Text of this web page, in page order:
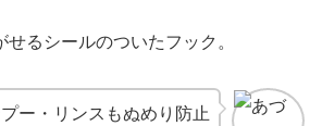
るシールのついたフック。
ー・リンスもぬめり防止